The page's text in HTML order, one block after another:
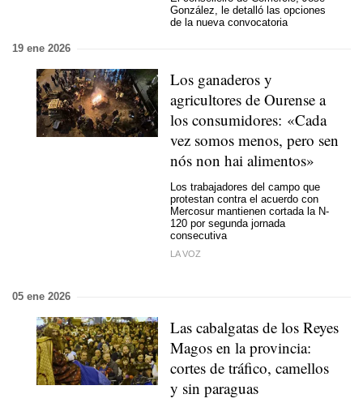
González, le detalló las opciones
de la nueva convocatoria
19 ene 2026
Los ganaderos y
agricultores de Ourense a
los consumidores: «Cada
vez somos menos, pero sen
nós non hai alimentos»
Los trabajadores del campo que
protestan contra el acuerdo con
Mercosur mantienen cortada la N-
120 por segunda jornada
consecutiva
LA VOZ
05 ene 2026
Las cabalgatas de los Reyes
Magos en la provincia:
cortes de tráfico, camellos
y sin paraguas